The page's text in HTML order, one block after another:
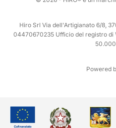
Hiro Srl Via dell'Artigianato 6/8,
04470670235 Ufficio del registro di
Powered